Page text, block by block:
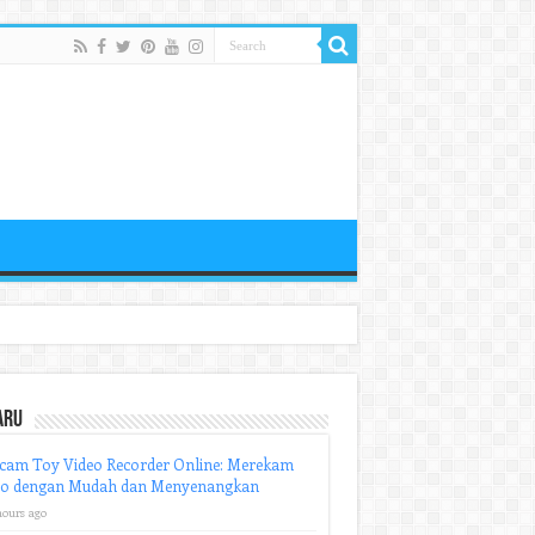
Toy Video Recorder Online: Merekam
dengan Mudah dan Menyenangkan
ago